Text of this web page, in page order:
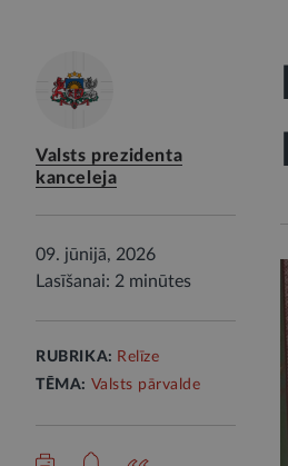
Valsts prezidenta
kanceleja
09. jūnijā, 2026
Lasīšanai: 2 minūtes
RUBRIKA: Relīze
TĒMA: Valsts pārvalde